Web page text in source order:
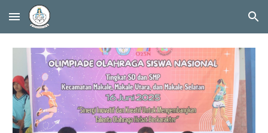
Skip to main content Skip to navigation